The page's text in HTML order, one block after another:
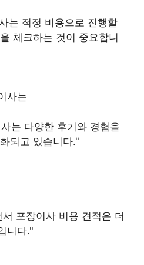
는 적정 비용으로 진행할
체크하는 것이 중요합니
사는
는 다양한 후기와 경험을
되고 있습니다."
포장이사 비용 견적은 더
니다."